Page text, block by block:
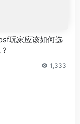
玩家应该如何选
1,333